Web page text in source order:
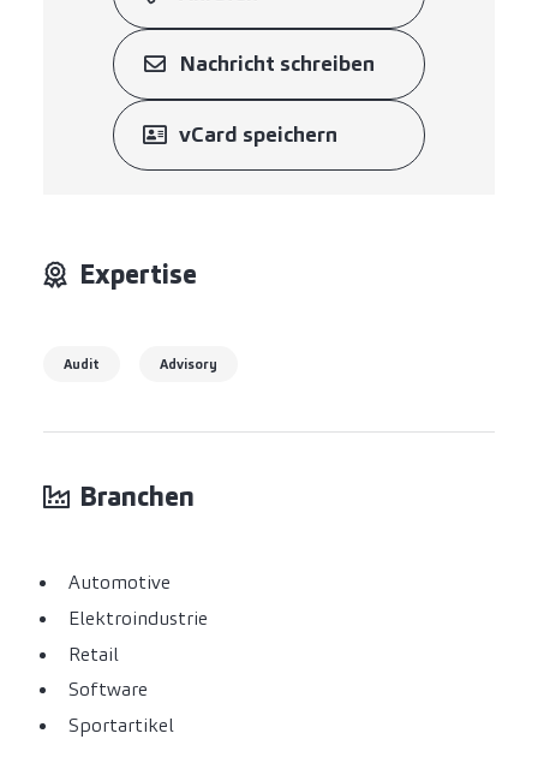
Nachricht schreiben
vCard speichern
Expertise
Audit Advisory
Branchen
Automotive
Elektroindustrie
Retail
Software
Sportartikel